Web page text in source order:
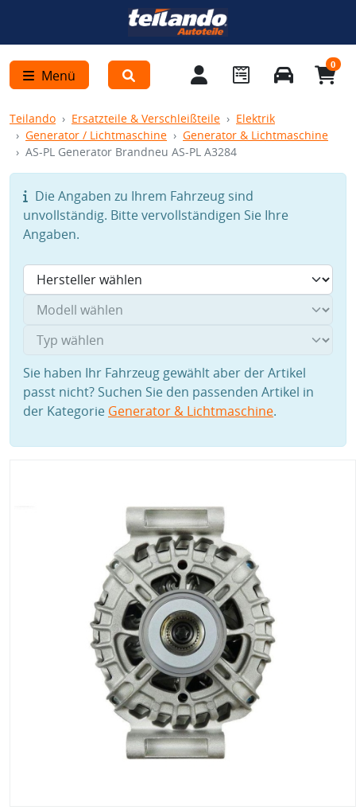
Menü
0
Teilando Ersatzteile & Verschleißteile
Elektrik
Generator / Lichtmaschine
Generator & Lichtmaschine
AS-PL Generator Brandneu AS-PL A3284
Die Angaben zu Ihrem Fahrzeug sind
unvollständig. Bitte vervollständigen Sie Ihre
Angaben.
Sie haben Ihr Fahrzeug gewählt aber der Artikel
passt nicht? Suchen Sie den passenden Artikel in
der Kategorie Generator & Lichtmaschine.